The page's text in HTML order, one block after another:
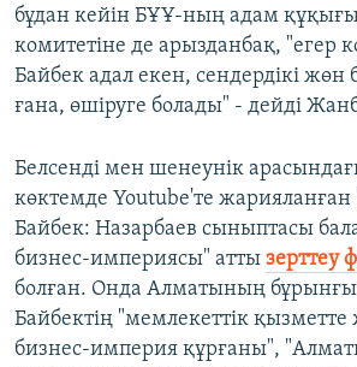
бұдан кейін БҰҰ-ның адам
комитетіне де арызданбақ, "егер
Байбек адал екен, сендердікі жөн
ғана, өшіруге болады" - дейді
Белсенді мен шенеунік
көктемде Youtube'те
Байбек: Назарбаев сыныптасы
бизнес-империясы" атты зерттеу
болған. Онда Алматының
Байбектің "мемлекеттік қызметте
бизнес-империя құрғаны",